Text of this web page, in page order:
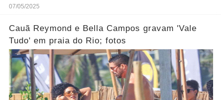
07/05/2025
Cauã Reymond e Bella Campos gravam 'Vale
Tudo' em praia do Rio; fotos